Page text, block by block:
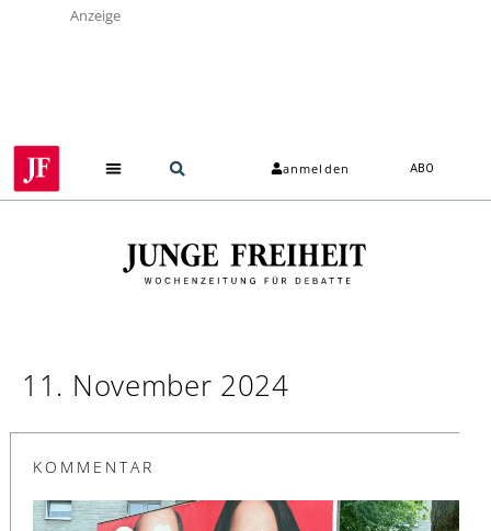
Anzeige
anmelden ABO
11. November 2024
KOMMENTAR